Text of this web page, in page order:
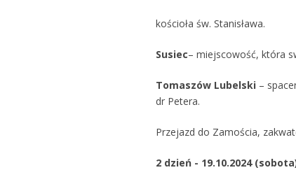
kościoła św. Stanisława.
Susiec– miejscowość, która
Tomaszów Lubelski –
dr Petera.
Przejazd do Zamościa,
2 dzień - 19.10.2024